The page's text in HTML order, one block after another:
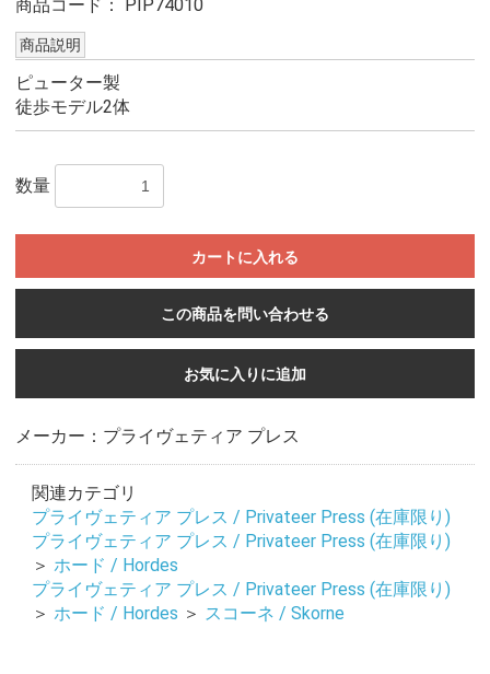
商品コード： PIP74010
商品説明
ピューター製
徒歩モデル2体
数量
カートに入れる
この商品を問い合わせる
お気に入りに追加
メーカー：プライヴェティア プレス
関連カテゴリ
プライヴェティア プレス / Privateer Press (在庫限り)
プライヴェティア プレス / Privateer Press (在庫限り)
＞ ホード / Hordes
プライヴェティア プレス / Privateer Press (在庫限り)
＞ ホード / Hordes ＞ スコーネ / Skorne